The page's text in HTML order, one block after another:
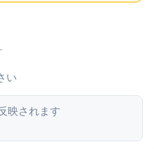
い
映されます